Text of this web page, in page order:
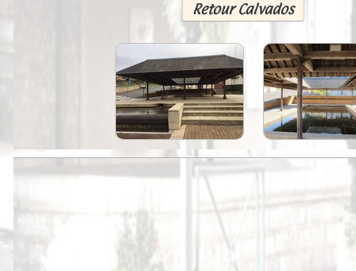
Videos--Lavoirs
Un Peu d'Histoire
Outils-des-Lavandières
Cartes Postales-Anciennes et
Peintures
Retour Calvados